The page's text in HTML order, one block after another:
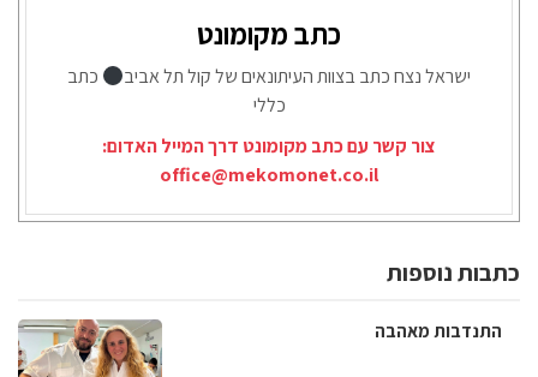
כתב מקומונט
ישראל נצח כתב בצוות העיתונאים של קול תל אביב
כתב
כללי
צור קשר עם כתב מקומונט דרך המייל האדום:
office@mekomonet.co.il
כתבות נוספות
התנדבות מאהבה